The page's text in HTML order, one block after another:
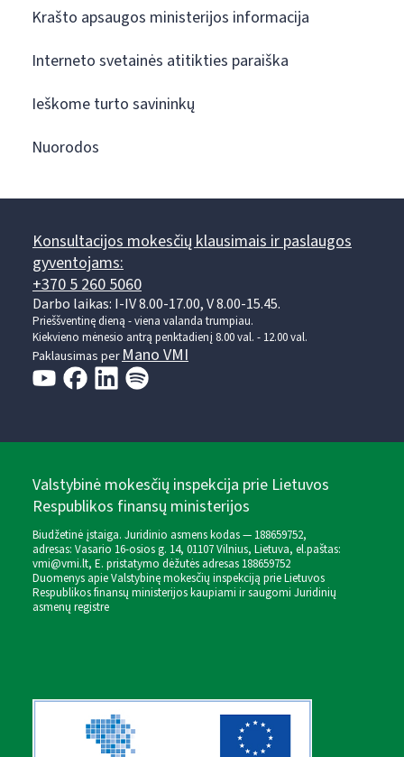
Krašto apsaugos ministerijos informacija
Interneto svetainės atitikties paraiška
Ieškome turto savininkų
Nuorodos
Konsultacijos mokesčių klausimais ir paslaugos
gyventojams:
+370 5 260 5060
Darbo laikas: I-IV 8.00-17.00, V 8.00-15.45.
Prieššventinę dieną - viena valanda trumpiau.
Kiekvieno mėnesio antrą penktadienį 8.00 val. - 12.00 val.
Paklausimas perMano VMI
Valstybinė mokesčių inspekcija prie Lietuvos
Respublikos finansų ministerijos
Biudžetinė įstaiga. Juridinio asmens kodas — 188659752,
adresas: Vasario 16-osios g. 14, 01107 Vilnius, Lietuva, el.paštas:
vmi@vmi.lt, E. pristatymo dėžutės adresas 188659752
Duomenys apie Valstybinę mokesčių inspekciją prie Lietuvos
Respublikos finansų ministerijos kaupiami ir saugomi Juridinių
asmenų registre